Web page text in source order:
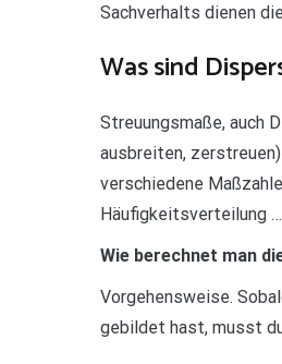
Sachverhalts dienen
Was sind
Streuungsmaße, auch
ausbreiten,
verschiedene
Häufigkeitsverteilung …
Wie berechnet man
Vorgehensweise.
gebildet hast, musst